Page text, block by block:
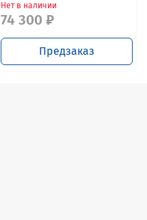
Нет в наличии
74 300 ₽
Предзаказ